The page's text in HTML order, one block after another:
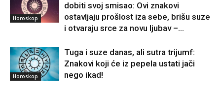
Horoskop
dobiti svoj smisao: Ovi znakovi
ostavljaju prošlost iza sebe, brišu suze
i otvaraju srce za novu ljubav –...
Horoskop
Tuga i suze danas, ali sutra trijumf:
Znakovi koji će iz pepela ustati jači
nego ikad!